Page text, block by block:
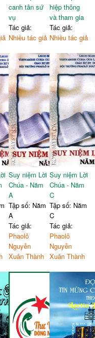
canh tân sứ
vụ
Tác giả:
Nhiều tác giả
hiệp thông
và tham gia
Tác giả:
Nhiều tác giả
Suy niệm Lời
Chúa - Năm
A
Tập số: Năm
A
Tác giả:
Phaolô
Nguyễn
Xuân Thành
Suy niệm Lời
Chúa - Năm
C
Tập số: Năm
C
Tác giả:
Phaolô
Nguyễn
Xuân Thành